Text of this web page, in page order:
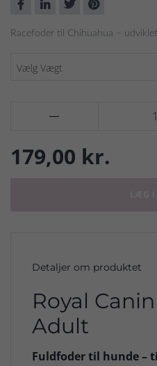
Racefoder til Chihuahua –

179,00 kr.
Detaljer om produktet
Royal
Adult
Fuldfoder til hunde –